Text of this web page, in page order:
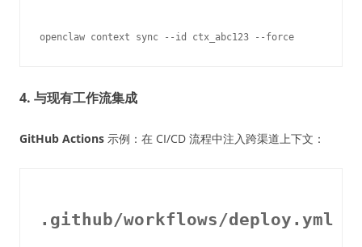
4. 与现有工作流集成
GitHub Actions 示例：在 CI/CD 流程中注入跨渠道上下文：
.github/workflows/deploy.yml